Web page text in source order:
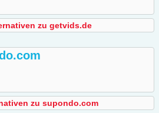
zu getvids.de
zu supondo.com